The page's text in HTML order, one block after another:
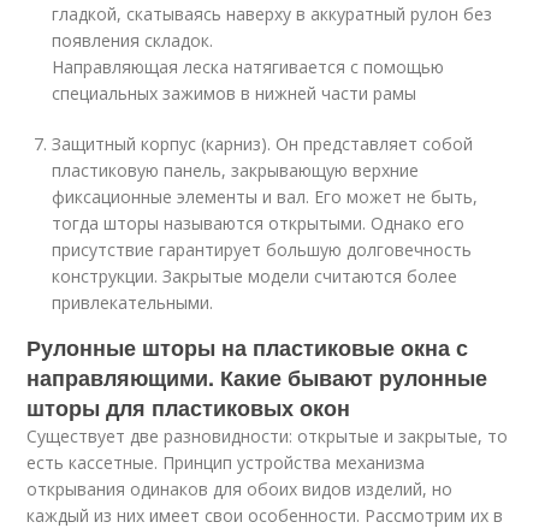
гладкой, скатываясь наверху в аккуратный рулон без
появления складок.
Направляющая леска натягивается с помощью
специальных зажимов в нижней части рамы
Защитный корпус (карниз). Он представляет собой
пластиковую панель, закрывающую верхние
фиксационные элементы и вал. Его может не быть,
тогда шторы называются открытыми. Однако его
присутствие гарантирует большую долговечность
конструкции. Закрытые модели считаются более
привлекательными.
Рулонные шторы на пластиковые окна с
направляющими. Какие бывают рулонные
шторы для пластиковых окон
Существует две разновидности: открытые и закрытые, то
есть кассетные. Принцип устройства механизма
открывания одинаков для обоих видов изделий, но
каждый из них имеет свои особенности. Рассмотрим их в